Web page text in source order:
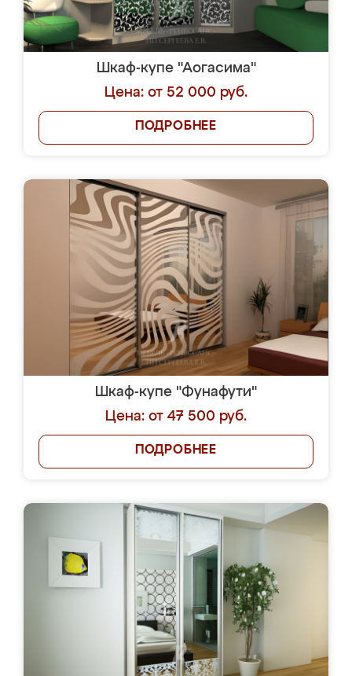
Шкаф-купе "Аогасима"
Цена: от 52 000 руб.
ПОДРОБНЕЕ
Шкаф-купе "Фунафути"
Цена: от 47 500 руб.
ПОДРОБНЕЕ